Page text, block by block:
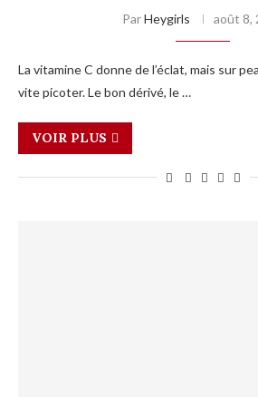
ParHeygirls août 8,
La vitamine C donne de l’éclat, mais sur
vite picoter. Le bon dérivé, le …
VOIR PLUS